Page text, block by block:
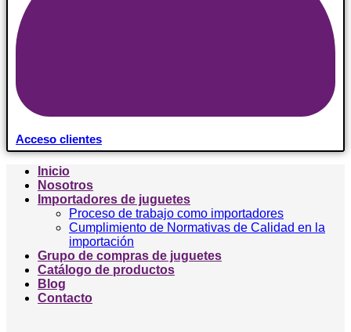
Acceso clientes
Inicio
Nosotros
Importadores de juguetes
Proceso de trabajo como importadores
Cumplimiento de Normativas de Calidad en la
importación
Grupo de compras de juguetes
Catálogo de productos
Blog
Contacto